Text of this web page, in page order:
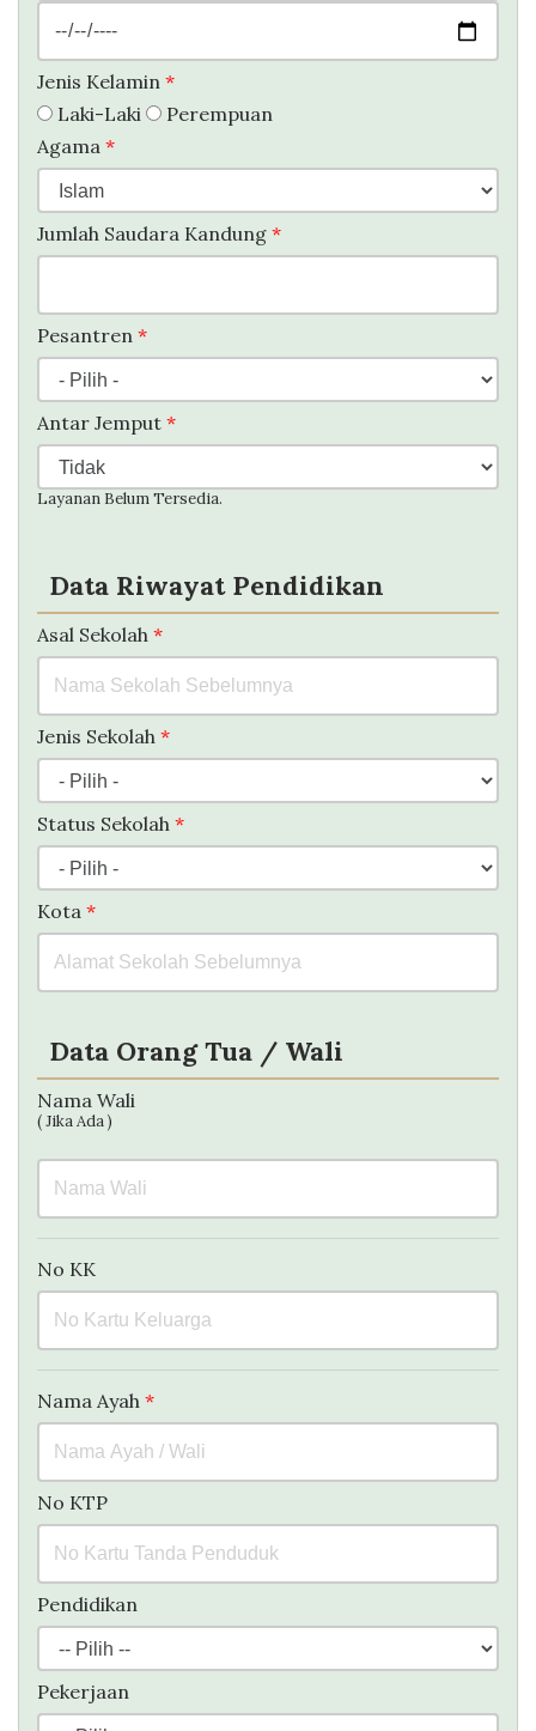
Jenis Kelamin *
Laki-Laki
Perempuan
Agama *
Jumlah Saudara Kandung *
Pesantren *
Antar Jemput *
Layanan Belum Tersedia.
Data Riwayat Pendidikan
Asal Sekolah *
Jenis Sekolah *
Status Sekolah *
Kota *
Data Orang Tua / Wali
Nama Wali
( Jika Ada )
No KK
Nama Ayah *
No KTP
Pendidikan
Pekerjaan